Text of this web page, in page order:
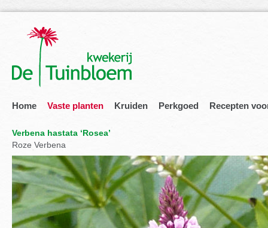
Home Vaste planten Kruiden Perkgoed Recepten
Verbena hastata ‘Rosea’
Roze Verbena